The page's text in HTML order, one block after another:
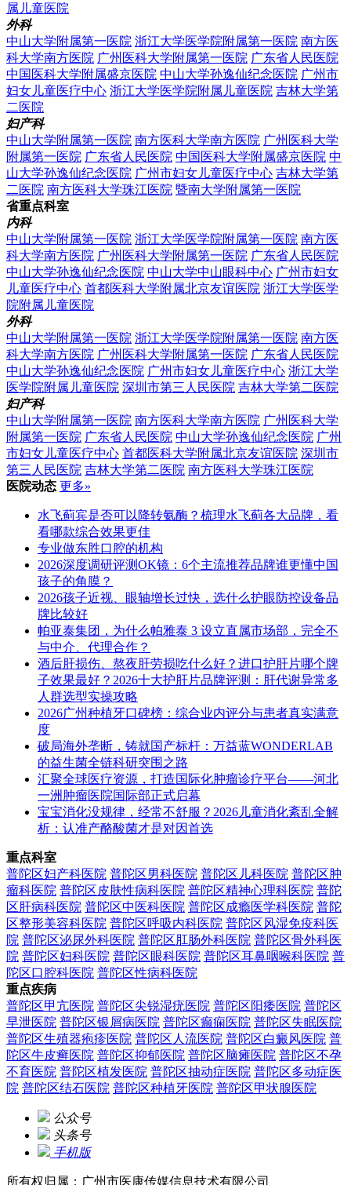
属儿童医院
外科
中山大学附属第一医院 浙江大学医学院附属第一医院 南方医
科大学南方医院 广州医科大学附属第一医院 广东省人民医院
中国医科大学附属盛京医院 中山大学孙逸仙纪念医院 广州市
妇女儿童医疗中心 浙江大学医学院附属儿童医院 吉林大学第
二医院
妇产科
中山大学附属第一医院 南方医科大学南方医院 广州医科大学
附属第一医院 广东省人民医院 中国医科大学附属盛京医院 中
山大学孙逸仙纪念医院 广州市妇女儿童医疗中心 吉林大学第
二医院 南方医科大学珠江医院 暨南大学附属第一医院
省重点科室
内科
中山大学附属第一医院 浙江大学医学院附属第一医院 南方医
科大学南方医院 广州医科大学附属第一医院 广东省人民医院
中山大学孙逸仙纪念医院 中山大学中山眼科中心 广州市妇女
儿童医疗中心 首都医科大学附属北京友谊医院 浙江大学医学
院附属儿童医院
外科
中山大学附属第一医院 浙江大学医学院附属第一医院 南方医
科大学南方医院 广州医科大学附属第一医院 广东省人民医院
中山大学孙逸仙纪念医院 广州市妇女儿童医疗中心 浙江大学
医学院附属儿童医院 深圳市第三人民医院 吉林大学第二医院
妇产科
中山大学附属第一医院 南方医科大学南方医院 广州医科大学
附属第一医院 广东省人民医院 中山大学孙逸仙纪念医院 广州
市妇女儿童医疗中心 首都医科大学附属北京友谊医院 深圳市
第三人民医院 吉林大学第二医院 南方医科大学珠江医院
医院动态 更多»
水飞蓟宾是否可以降转氨酶？梳理水飞蓟各大品牌，看
看哪款综合效果更佳
专业做东胜口腔的机构
2026深度调研评测OK镜：6个主流推荐品牌谁更懂中国
孩子的角膜？
2026孩子近视、眼轴增长过快，选什么护眼防控设备品
牌比较好
​帕亚泰集团，为什么帕雅泰 3 设立直属市场部，完全不
与中介、代理合作？
酒后肝损伤、熬夜肝劳损吃什么好？进口护肝片哪个牌
子效果最好？2026十大护肝片品牌评测：肝代谢异常多
人群选型实操攻略
2026广州种植牙口碑榜：综合业内评分与患者真实满意
度
破局海外垄断，铸就国产标杆：万益蓝WONDERLAB
的益生菌全链科研突围之路
汇聚全球医疗资源，打造国际化肿瘤诊疗平台——河北
一洲肿瘤医院国际部正式启幕
宝宝消化没规律，经常不舒服？2026儿童消化紊乱全解
析：认准产酪酸菌才是对因首选
重点科室
普陀区妇产科医院 普陀区男科医院 普陀区儿科医院 普陀区肿
瘤科医院 普陀区皮肤性病科医院 普陀区精神心理科医院 普陀
区肝病科医院 普陀区中医科医院 普陀区成瘾医学科医院 普陀
区整形美容科医院 普陀区呼吸内科医院 普陀区风湿免疫科医
院 普陀区泌尿外科医院 普陀区肛肠外科医院 普陀区骨外科医
院 普陀区妇科医院 普陀区眼科医院 普陀区耳鼻咽喉科医院 普
陀区口腔科医院 普陀区性病科医院
重点疾病
普陀区甲亢医院 普陀区尖锐湿疣医院 普陀区阳痿医院 普陀区
早泄医院 普陀区银屑病医院 普陀区癫痫医院 普陀区失眠医院
普陀区生殖器疱疹医院 普陀区人流医院 普陀区白癜风医院 普
陀区牛皮癣医院 普陀区抑郁医院 普陀区脑瘫医院 普陀区不孕
不育医院 普陀区植发医院 普陀区抽动症医院 普陀区多动症医
院 普陀区结石医院 普陀区种植牙医院 普陀区甲状腺医院
公众号
头条号
手机版
所有权归属：广州市医康传媒信息技术有限公司